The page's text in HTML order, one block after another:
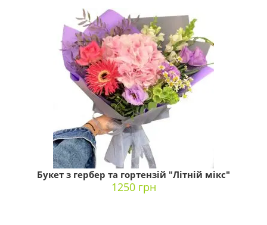
Букет з гербер та гортензій "Літній мікс"
1250 грн